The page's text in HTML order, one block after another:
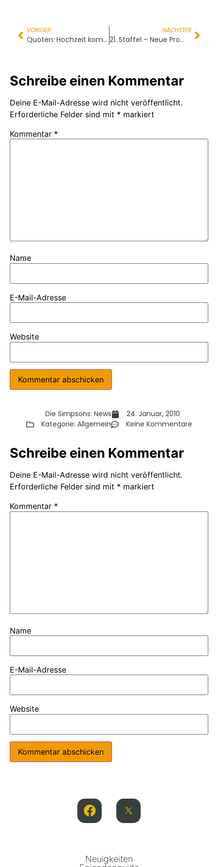
VORIGER
Quoten: Hochzeit kommt vor dem Fall
NÄCHSTER
21. Staffel – Neue Promocards
Schreibe einen Kommentar
Deine E-Mail-Adresse wird nicht veröffentlicht.
Erforderliche Felder sind mit * markiert
Kommentar *
Name
E-Mail-Adresse
Website
Die Simpsons: News
24. Januar, 2010
Kategorie: Allgemein Keine Kommentare
Schreibe einen Kommentar
Deine E-Mail-Adresse wird nicht veröffentlicht.
Erforderliche Felder sind mit * markiert
Kommentar *
Name
E-Mail-Adresse
Website
Neuigkeiten